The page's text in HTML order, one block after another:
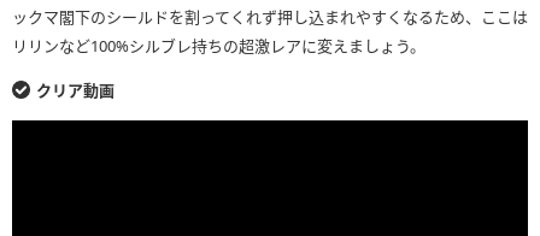
ックマ閣下のシールドを割ってくれず押し込まれやすくなるため、ここは
リリンなど100%シルブレ持ちの超激レアに変えましょう。
クリア動画